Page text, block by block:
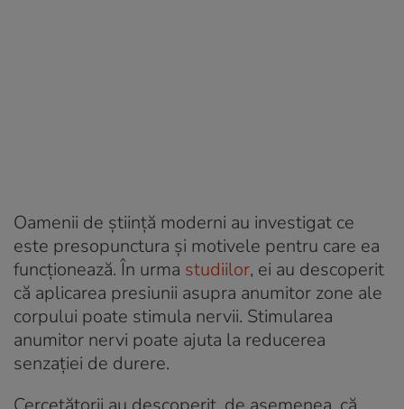
Oamenii de știință moderni au investigat ce
este presopunctura și motivele pentru care ea
funcționează. În urma studiilor, ei au descoperit
că aplicarea presiunii asupra anumitor zone ale
corpului poate stimula nervii. Stimularea
anumitor nervi poate ajuta la reducerea
senzației de durere.